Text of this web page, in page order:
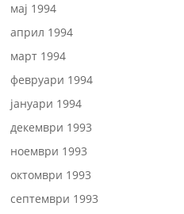
мај 1994
април 1994
март 1994
февруари 1994
јануари 1994
декември 1993
ноември 1993
октомври 1993
септември 1993